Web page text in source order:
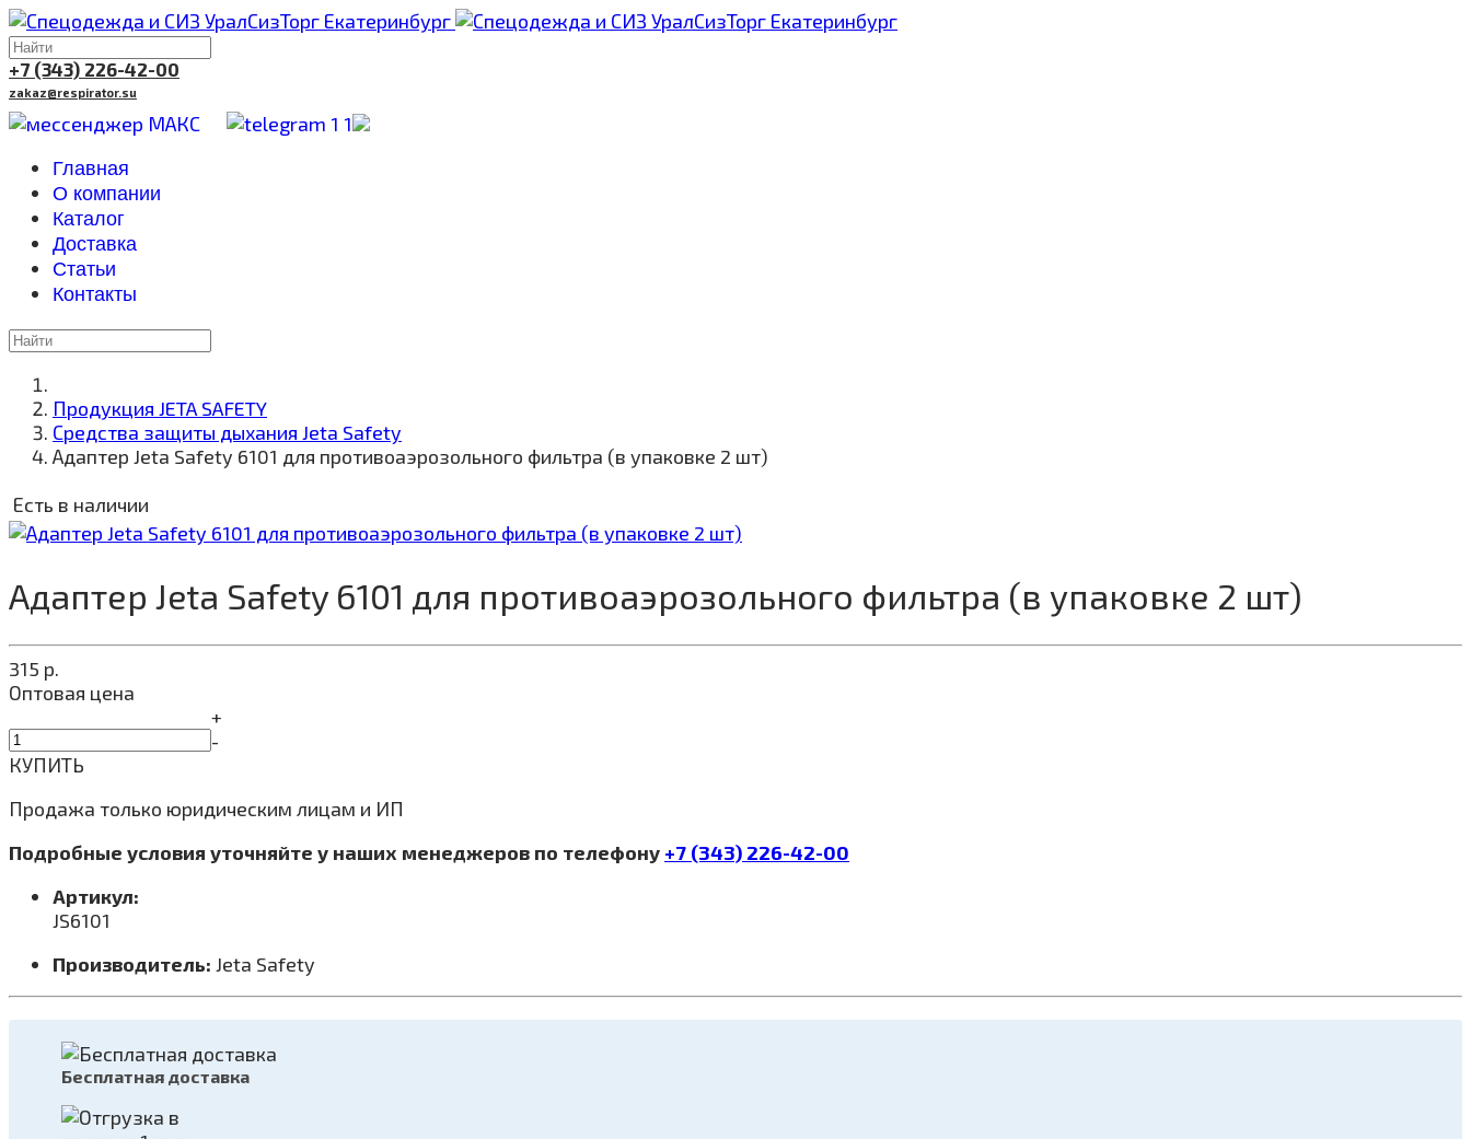
+7 (343) 226-42-00
zakaz@respirator.su
Главная
О компании
Каталог
Доставка
Cтатьи
Контакты
Продукция JETA SAFETY
Средства защиты дыхания Jeta Safety
Адаптер Jeta Safety 6101 для противоаэрозольного фильтра (в упаковке 2 шт)
Есть в наличии
Адаптер Jeta Safety 6101 для противоаэрозольного фильтра (в упаковке 2 шт)
315 р.
Оптовая цена
+
-
КУПИТЬ
Продажа только юридическим лицам и ИП
Подробные условия уточняйте у наших менеджеров по телефону +7 (343) 226-42-00
Артикул:
JS6101
Производитель: Jeta Safety
Бесплатная доставка